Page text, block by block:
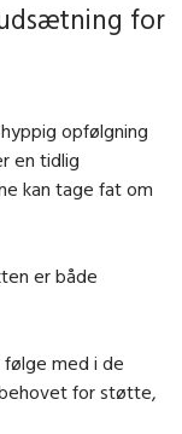
for
opfølgning
en tidlig
kan tage fat om
er både
med i de
for støtte,